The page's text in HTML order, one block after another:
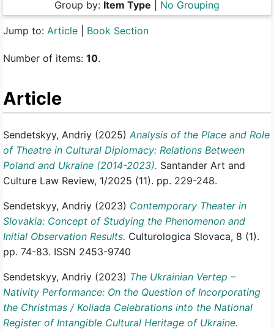
Group by: Item Type No Grouping
Jump to: Article Book Section
Number of items: 10.
Article
Sendetskyy, Andriy (2025)Analysis of the Place and Role
of Theatre in Cultural Diplomacy: Relations Between
Poland and Ukraine (2014-2023). Santander Art and
Culture Law Review, 1/2025 (11). pp. 229-248.
Sendetskyy, Andriy (2023) Contemporary Theater in
Slovakia: Concept of Studying the Phenomenon and
Initial Observation Results. Culturologica Slovaca, 8 (1).
pp. 74-83. ISSN 2453-9740
Sendetskyy, Andriy (2023) The Ukrainian Vertep –
Nativity Performance: On the Question of Incorporating
the Christmas / Koliada Celebrations into the National
Register of Intangible Cultural Heritage of Ukraine.